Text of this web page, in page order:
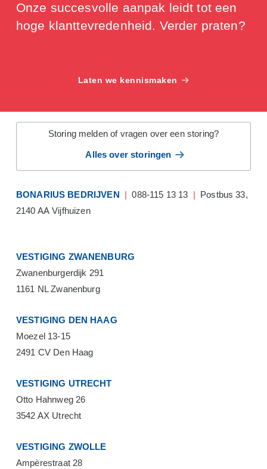
Onze succesvolle aanpak leidt tot een
hoge klanttevredenheid. Verder praten?
Laten we kennismaken
Storing melden of vragen over een storing?
Alles over storingen
BONARIUS BEDRIJVEN | 088-115 13 13 | Postbus 33,
2140 AA Vijfhuizen
VESTIGING ZWANENBURG
Zwanenburgerdijk 291
1161 NL Zwanenburg
VESTIGING DEN HAAG
Moezel 13-15
2491 CV Den Haag
VESTIGING UTRECHT
Otto Hahnweg 26
3542 AX Utrecht
VESTIGING ZWOLLE
Ampèrestraat 28